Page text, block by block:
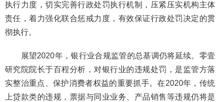
执行力度，切实完善行政处罚执行机制，压紧压实机构主体
责任，着力强化联合惩戒力度，有效保证行政处罚决定的贯
彻执行。
展望2020年，银行业合规监管的总基调仍将延续。零壹
研究院院长于百程分析，对银行业的违规处罚，是监管方落
实整治重点、保护消费者权益的重要抓手。在2020年，传统
上贷款类的违规，票据与同业业务、产品销售等违规仍将是